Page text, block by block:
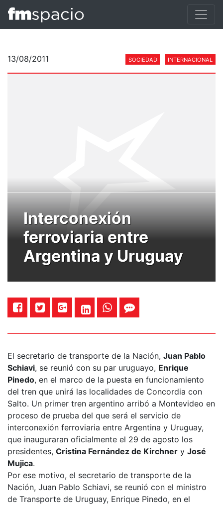
13/08/2011 SOCIEDAD INTERNACIONAL
Interconexión
ferroviaria entre
Argentina y Uruguay
El secretario de transporte de la Nación, Juan Pablo
Schiavi, se reunió con su par uruguayo, Enrique
Pinedo, en el marco de la puesta en funcionamiento
del tren que unirá las localidades de Concordia con
Salto. Un primer tren argentino arribó a Montevideo en
proceso de prueba del que será el servicio de
interconexión ferroviaria entre Argentina y Uruguay,
que inauguraran oficialmente el 29 de agosto los
presidentes, Cristina Fernández de Kirchner y José
Mujica.
Por ese motivo, el secretario de transporte de la
Nación, Juan Pablo Schiavi, se reunió con el ministro
de Transporte de Uruguay, Enrique Pinedo, en el